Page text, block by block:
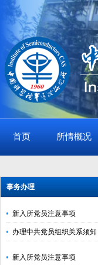
首页 所情概况
事务办理
新入所党员注意事项
办理中共党员组织关系须知
新入所党员注意事项